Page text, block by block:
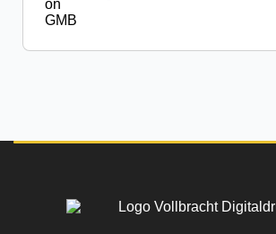
Vergleich zu anderen Anbietern, die